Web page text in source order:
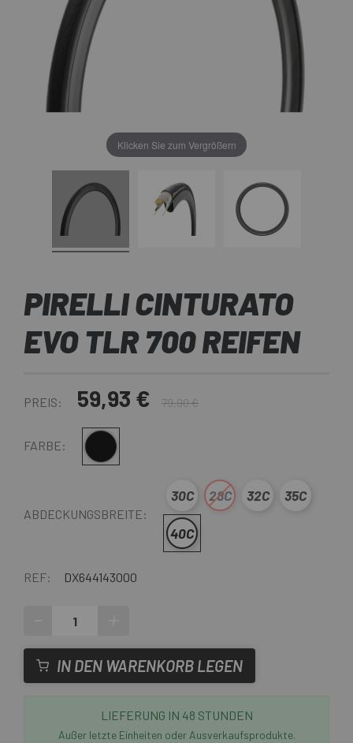
Klicken Sie zum Vergrößern
PIRELLI CINTURATO
EVO TLR 700 REIFEN
PREIS: 59,93 € 79,90 €
FARBE: Schwarz
ABDECKUNGSBREITE:
30C 28C 32C 35C
40C
REF: DX644143000
IN DEN WARENKORB LEGEN
LIEFERUNG IN 48 STUNDEN
Außer letzte Einheiten oder Ausverkaufsprodukte.